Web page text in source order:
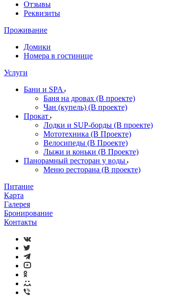
Отзывы
Реквизиты
Проживание
Домики
Номера в гостинице
Услуги
Бани и SPA
Баня на дровах (В проекте)
Чан (купель) (В проекте)
Прокат
Лодки и SUP-борды (В проекте)
Мототехника (В Проекте)
Велосипеды (В Проекте)
Лыжи и коньки (В Проекте)
Панорамный ресторан у воды
Меню ресторана (В проекте)
Питание
Карта
Галерея
Бронирование
Контакты